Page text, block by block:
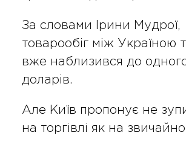
За словами Ірини Мудрої,
товарообіг між Україною
вже наблизився до
доларів.
Але Київ пропонує не
на торгівлі як на